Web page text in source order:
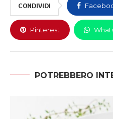
CONDIVIDI
Pinterest
POTREBBERO